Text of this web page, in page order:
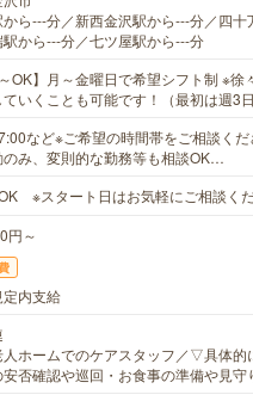
ら---分／新西金沢駅から---分／四十
駅から---分／七ツ屋駅から---分
～OK】月～金曜日で希望シフト制 ※徐
いくことも可能です！（最初は週3
など※ご希望の時間帯をご相談くだ
のみ、変則的な勤務等も相談OK…
※スタート日はお気軽にご相談くだ
円～
内支給
人ホームでのケアスタッフ／▽具体
安否確認や巡回・お食事の準備や見